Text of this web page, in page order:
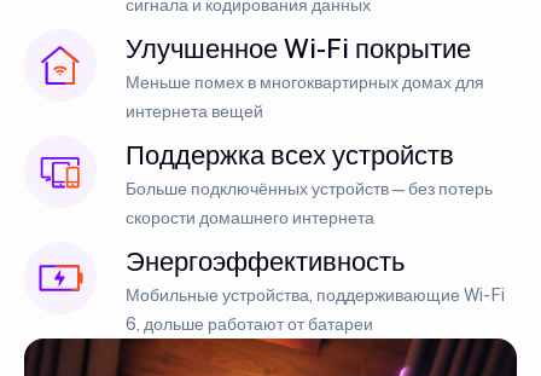
сигнала и кодирования данных
Улучшенное Wi-Fi покрытие
Меньше помех в многоквартирных домах для
интернета вещей
Поддержка всех устройств
Больше подключённых устройств — без потерь
скорости домашнего интернета
Энергоэффективность
Мобильные устройства, поддерживающие Wi-Fi
6, дольше работают от батареи